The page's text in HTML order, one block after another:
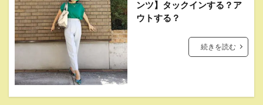
ンツ】タックインする？ア
ウトする？
続きを読む